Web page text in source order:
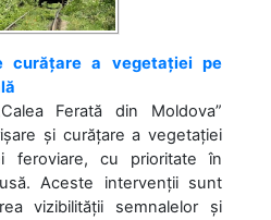
curățare a vegetației pe
Ferată din Moldova”
și curățare a vegetației
feroviare, cu prioritate în
Aceste intervenții sunt
vizibilității semnalelor și